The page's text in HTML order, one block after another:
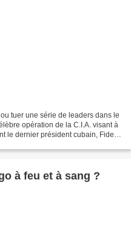
tuer une série de leaders dans le
opération de la C.I.A. visant à
le dernier président cubain, Fidel
à feu et à sang ?